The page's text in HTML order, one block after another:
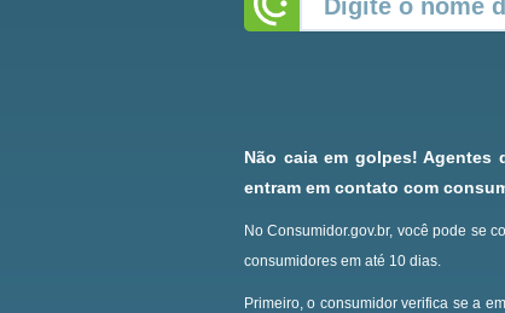
Não caia em golpes!
entram em contato com
No Consumidor.gov.br, você pode se
consumidores em até 10 dias.
Primeiro, o consumidor verifica se a